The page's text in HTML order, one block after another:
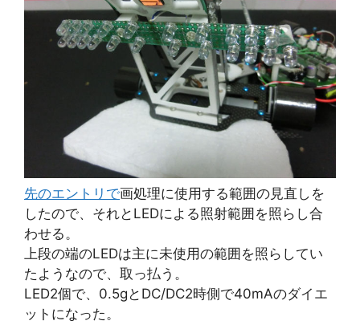
先のエントリで画処理に使用する範囲の見直しを
したので、それとLEDによる照射範囲を照らし合
わせる。
上段の端のLEDは主に未使用の範囲を照らしてい
たようなので、取っ払う。
LED2個で、0.5gとDC/DC2時側で40mAのダイエ
ットになった。